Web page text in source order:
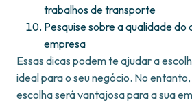
trabalhos de transporte
Pesquise sobre a qualidade
empresa
Essas dicas podem te ajudar a
ideal para o seu negócio. No
escolha será vantajosa para a sua